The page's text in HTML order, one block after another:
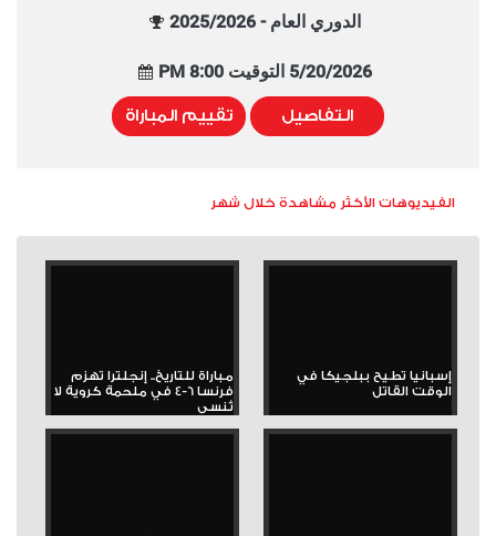
الدوري العام - 2025/2026
5/20/2026 التوقيت 8:00 PM
التفاصيل تقييم المباراة
الفيديوهات الأكثر مشاهدة خلال شهر
إسبانيا تطيح ببلجيكا في
الوقت القاتل
مباراة للتاريخ.. إنجلترا تهزم
فرنسا 6-4 في ملحمة كروية لا
تُنسى